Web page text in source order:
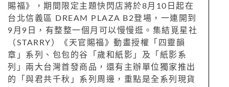
賜福》，期間限定主題快閃店將於8月10日起在
台北信義區 DREAM PLAZA B2登場，一連開到
9月9日，有整整一個月可以慢慢逛。集結覓星社
（STARRY）《天官賜福》動畫授權「四靈韻
章」系列、包包的谷「歲和紙影」及「紙影系
列」兩大台灣首發商品，還有主辦單位獨家推出
的「與君共千秋」系列周邊，重點是全系列現貨